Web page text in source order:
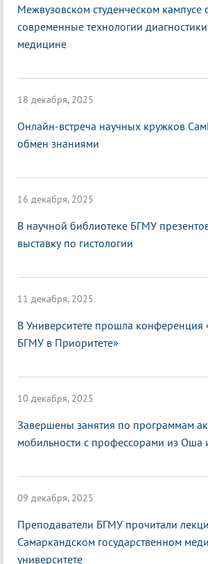
Межвузовском студенческом кампусе
современные технологии
медицине
18 декабря, 2025
Онлайн-встреча научных кружков
обмен знаниями
16 декабря, 2025
В научной библиотеке БГМУ
выставку по гистологии
11 декабря, 2025
В Университете прошла
БГМУ в Приоритете»
10 декабря, 2025
Завершены занятия по программам
мобильности с профессорами из Оша
09 декабря, 2025
Преподаватели БГМУ прочитали
Самаркандском государственном
университете